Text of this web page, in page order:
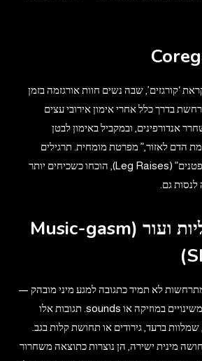
‘קורגזים’, שבה נשים חוות אורגזמה בזמן
בדרך כלל אחרי אימון אירובי עצים
אנדורפינים, ובמקביל באימון לבטן
הדם לאזור,” מפרטת מומחית. תרגילים
ספציפיים, כמו “כיסא הקפטנים” (Leg Raises), הוכחו כשכיחים יותר
לנסות גם.
חוויות מוזיקאליות ועור (Music-gasm
לא תמיד כתגובה למגע מיני מובהק —
כמו ההתרגשות שמגיעה משינויים במוזיקה או sounds. תגובות אלו
שמלוות ברעד, גירודים או תחושת קלות בגב.
מינית ישירה, הן נוצרות כתוצאה משחרור